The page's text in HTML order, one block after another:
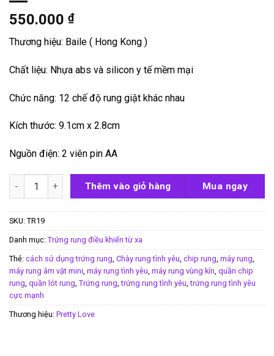
550.000 ₫
Thương hiệu: Baile ( Hong Kong )
Chất liệu: Nhựa abs và silicon y tế mềm mại
Chức năng: 12 chế độ rung giật khác nhau
Kích thước: 9.1cm x 2.8cm
Nguồn điện: 2 viên pin AA
Trứng rung Pretty Love Darlene số lượng
Thêm vào giỏ hàng Mua ngay
SKU: TR19
Danh mục: Trứng rung điều khiển từ xa
Thẻ: cách sử dụng trứng rung Chày rung tình yêu chip rung máy rung
máy rung âm vật mini máy rung tình yêu máy rung vùng kín quần chip
rung quần lót rung Trứng rung ,trứng rung tình yêu ,trứng rung tình yêu
cực mạnh
Thương hiệu: Pretty Love